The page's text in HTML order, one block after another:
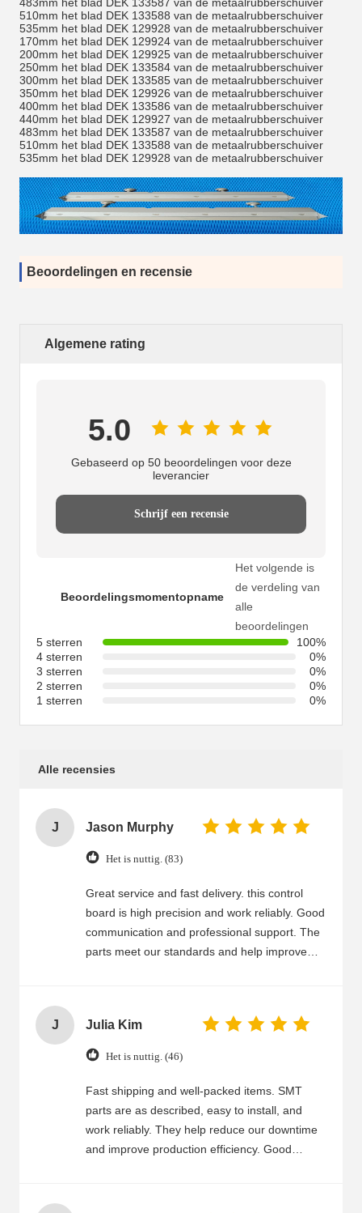
510mm het blad DEK 133588 van de metaalrubberschuiver
535mm het blad DEK 129928 van de metaalrubberschuiver
170mm het blad DEK 129924 van de metaalrubberschuiver
200mm het blad DEK 129925 van de metaalrubberschuiver
250mm het blad DEK 133584 van de metaalrubberschuiver
300mm het blad DEK 133585 van de metaalrubberschuiver
350mm het blad DEK 129926 van de metaalrubberschuiver
400mm het blad DEK 133586 van de metaalrubberschuiver
440mm het blad DEK 129927 van de metaalrubberschuiver
483mm het blad DEK 133587 van de metaalrubberschuiver
510mm het blad DEK 133588 van de metaalrubberschuiver
535mm het blad DEK 129928 van de metaalrubberschuiver
Beoordelingen en recensie
Algemene rating
5.0
Gebaseerd op 50 beoordelingen voor deze
leverancier
Schrijf een recensie
Beoordelingsmomentopname
Het volgende is
de verdeling van
alle
beoordelingen
5 sterren
100%
4 sterren
0%
3 sterren
0%
2 sterren
0%
1 sterren
0%
Alle recensies
J Jason Murphy
Het is nuttig. (83)
Great service and fast delivery. this control
board is high precision and work reliably. Good
communication and professional support. The
parts meet our standards and help improve
J Julia Kim
Het is nuttig. (46)
Fast shipping and well-packed items. SMT
parts are as described, easy to install, and
work reliably. They help reduce our downtime
and improve production efficiency. Good